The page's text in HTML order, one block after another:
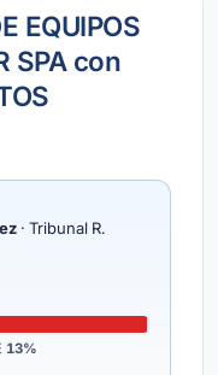
EQUIPOS
SPA con
· Tribunal R.
13%